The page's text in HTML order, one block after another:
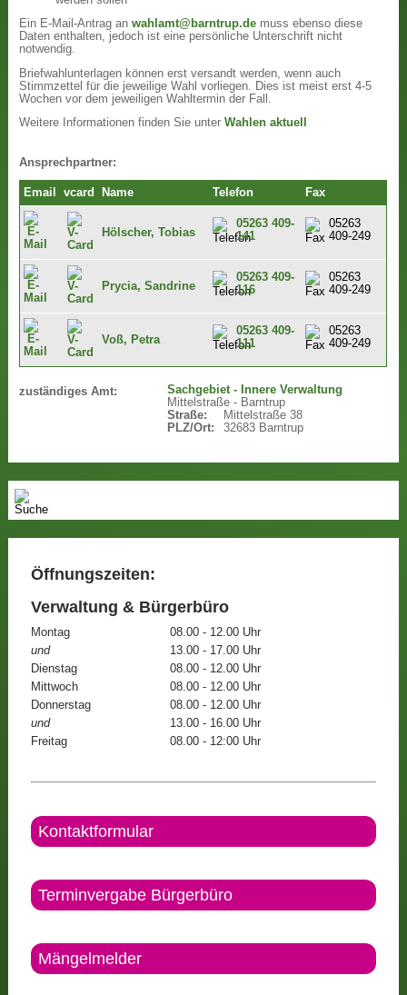
Ein E-Mail-Antrag anwahlamt@barntrup.de muss ebenso diese
Daten enthalten, jedoch ist eine persönliche Unterschrift nicht
notwendig.
Briefwahlunterlagen können erst versandt werden, wenn auch
Stimmzettel für die jeweilige Wahl vorliegen. Dies ist meist erst 4-5
Wochen vor dem jeweiligen Wahltermin der Fall.
Weitere Informationen finden Sie unterWahlen aktuell
Ansprechpartner:
Email vcard Name Telefon Fax
Hölscher, Tobias
05263 409-
141
05263
409-249
Prycia, Sandrine
05263 409-
116
05263
409-249
Voß, Petra
05263 409-
111
05263
409-249
zuständiges Amt:
Sachgebiet - Innere Verwaltung
Mittelstraße - Barntrup
Straße:
Mittelstraße 38
PLZ/Ort:
32683 Barntrup
Öffnungszeiten:
Verwaltung & Bürgerbüro
Montag
08.00 - 12.00 Uhr
und
13.00 - 17.00 Uhr
Dienstag
08.00 - 12.00 Uhr
Mittwoch
08.00 - 12.00 Uhr
Donnerstag
08.00 - 12.00 Uhr
und
13.00 - 16.00 Uhr
Freitag
08.00 - 12:00 Uhr
Kontaktformular
Terminvergabe Bürgerbüro
Mängelmelder